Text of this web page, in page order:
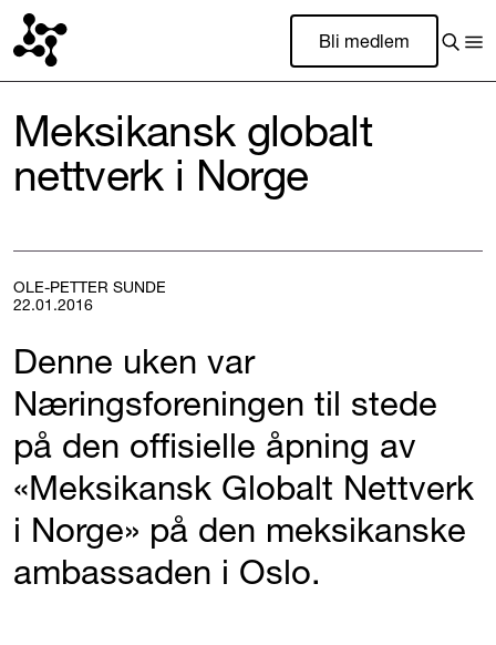
Bli medlem
Meksikansk globalt
nettverk i Norge
OLE-PETTER SUNDE
22.01.2016
Denne uken var
Næringsforeningen til stede
på den offisielle åpning av
«Meksikansk Globalt Nettverk
i Norge» på den meksikanske
ambassaden i Oslo.